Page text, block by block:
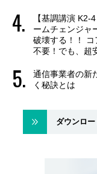
【基調講演
ームチェンジャ
破壊する！！
不要！でも、
通信事業者の新
く秘訣とは
ダウンロ